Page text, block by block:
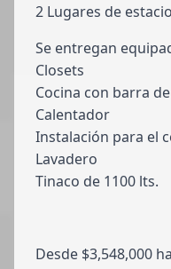
2 Lugares de
Se entregan
Closets
Cocina con barra
Calentador
Instalación para el
Lavadero
Tinaco de 1100 lts.
Desde $3,548,000